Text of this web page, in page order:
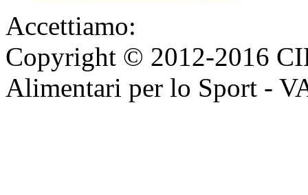
Accettiamo:
Copyright © 2012-2016
Alimentari per lo Sport -